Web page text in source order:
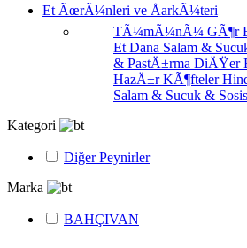
Et ÃœrÃ¼nleri ve ÅarkÃ¼teri
TÃ¼mÃ¼nÃ¼ GÃ¶r
Et Dana Salam &
& PastÄ±rma DiÄŸer
HazÄ±r KÃ¶fteler
Salam & Sucuk & Sosis
Kategori
Diğer Peynirler
Marka
BAHÇIVAN